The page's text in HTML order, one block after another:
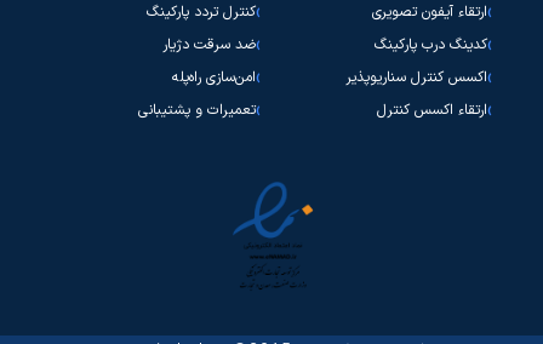
ارتقاء آیفون تصویری
کدینگ درب پارکینگ
اکسس کنترل سناریوپذیر
ارتقاء اکسس کنترل
کنترل تردد پارکینگ
ضد سرقت دژیار
امن‌سازی راه‌پله
تعمیرات و پشتیبانی